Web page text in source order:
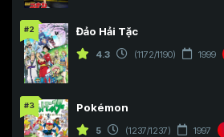
#2 Đảo Hải Tặc
4.3 (1172/1190) 1999
#3 Pokémon
5 (1237/1237) 1997